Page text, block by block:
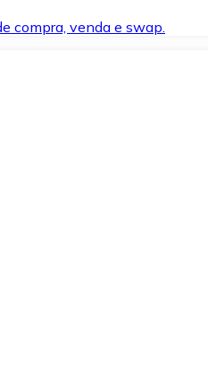
compra, venda e swap.